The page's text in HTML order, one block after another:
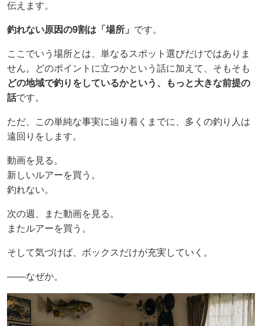
伝えます。
釣れない原因の9割は「場所」 です。
ここでいう場所とは、単なるスポット選びだけではありま
せん。どのポイントに立つかという話に加えて、そもそも
どの地域で釣りをしているかという、もっと大きな前提の
話です。
ただ、この単純な事実に辿り着くまでに、多くの釣り人は
遠回りをします。
動画を見る。
新しいルアーを買う。
釣れない。
次の週、また動画を見る。
またルアーを買う。
そして気づけば、ボックスだけが充実していく。
——なぜか。